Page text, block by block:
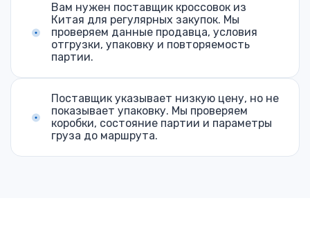
Вам нужен поставщик кроссовок из
Китая для регулярных закупок. Мы
проверяем данные продавца, условия
отгрузки, упаковку и повторяемость
партии.
Поставщик указывает низкую цену, но не
показывает упаковку. Мы проверяем
коробки, состояние партии и параметры
груза до маршрута.